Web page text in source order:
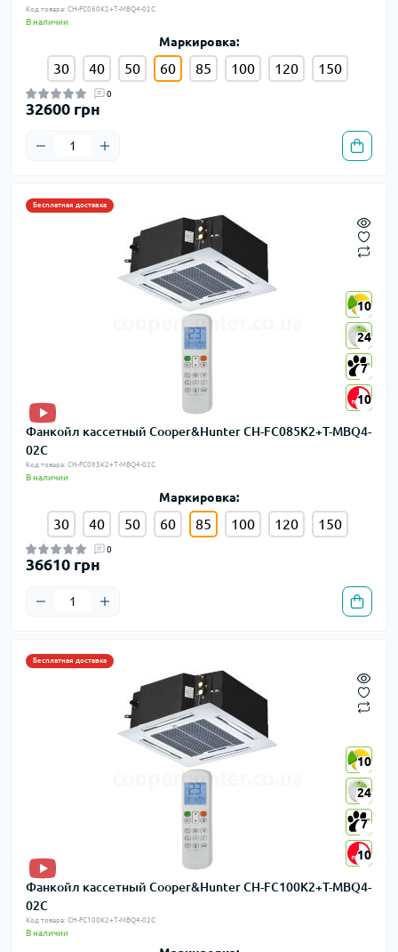
Код товара: CH-FC060K2+T-MBQ4-02C
В наличии
Маркировка:
30 40 50 60 85 100 120 150
0
32600 грн
Бесплатная доставка
10
24
7
10
10
24
7
10
Фанкойл кассетный Cooper&Hunter CH-FC085K2+T-MBQ4-
02C
Код товара: CH-FC085K2+T-MBQ4-02C
В наличии
Маркировка:
30 40 50 60 85 100 120 150
0
36610 грн
Бесплатная доставка
10
24
7
10
10
24
7
10
Фанкойл кассетный Cooper&Hunter CH-FC100K2+T-MBQ4-
02C
Код товара: CH-FC100K2+T-MBQ4-02C
В наличии